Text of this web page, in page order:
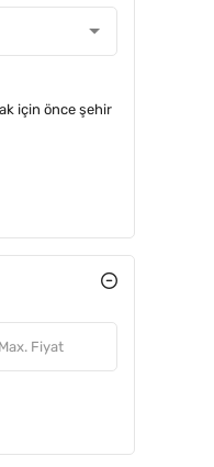
için önce şehir